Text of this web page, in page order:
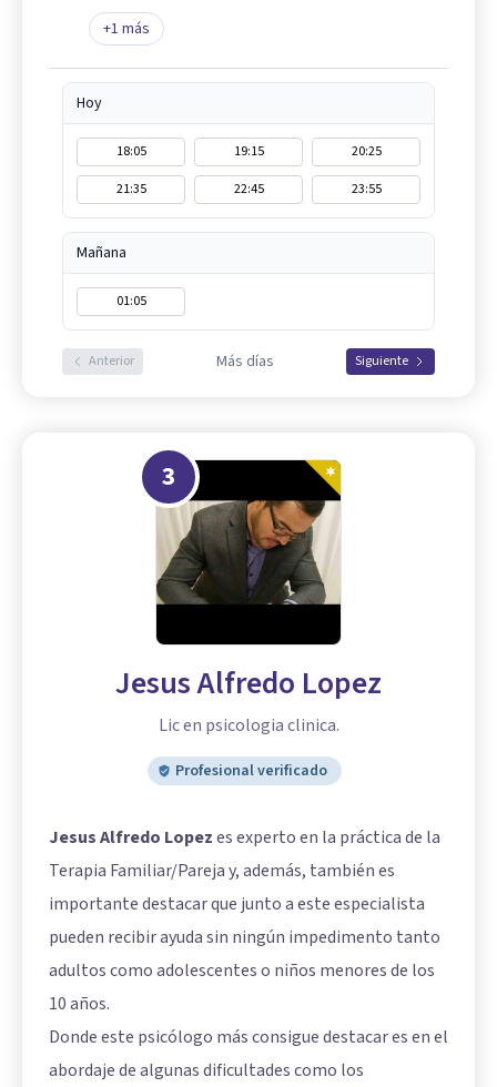
+1 más
Hoy
18:05 19:15
20:25
21:35
22:45 23:55
Mañana
01:05
Anterior Más días Siguiente
3
Jesus Alfredo Lopez
Lic en psicologia clinica.
Profesional verificado
Jesus Alfredo Lopezes experto en la práctica de la
Terapia Familiar/Pareja y, además, también es
importante destacar que junto a este especialista
pueden recibir ayuda sin ningún impedimento tanto
adultos como adolescentes o niños menores de los
10 años.
Donde este psicólogo más consigue destacar es en el
abordaje de algunas dificultades como los